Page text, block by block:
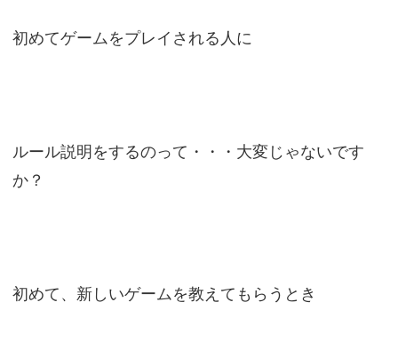
初めてゲームをプレイされる人に
ルール説明をするのって・・・大変じゃないです
か？
初めて、新しいゲームを教えてもらうとき